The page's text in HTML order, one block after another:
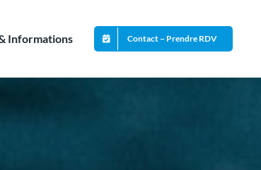
Informations Contact – Prendre RDV